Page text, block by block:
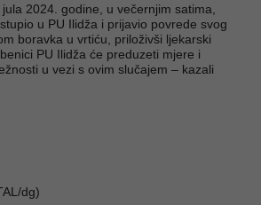
2024. godine, u večernjim satima,
u PU Ilidža i prijavio povrede svog
boravka u vrtiću, priloživši ljekarski
PU Ilidža će preduzeti mjere i
u vezi s ovim slučajem – kazali
dg)